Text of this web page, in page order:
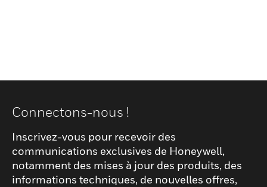
Connectons-nous !
Inscrivez-vous pour recevoir des
communications exclusives de Honeywell,
notamment des mises à jour des produits, des
informations techniques, de nouvelles offres,